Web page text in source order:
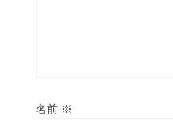
名前 ※